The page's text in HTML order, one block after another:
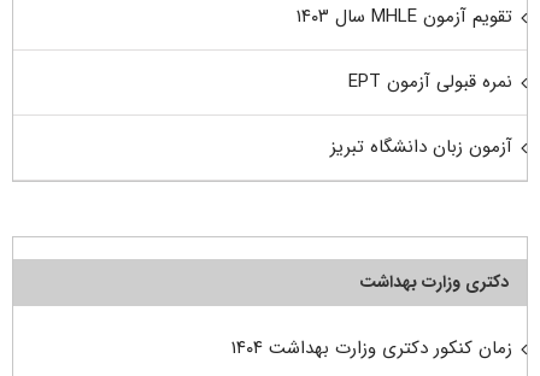
تقویم آزمون MHLE سال ۱۴۰۳
نمره قبولی آزمون EPT
آزمون زبان دانشگاه تبریز
دکتری وزارت بهداشت
زمان کنکور دکتری وزارت بهداشت ۱۴۰۴